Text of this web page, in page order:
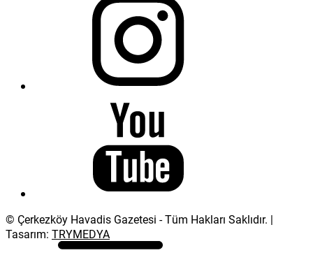
© Çerkezköy Havadis Gazetesi - Tüm Hakları Saklıdır. |
Tasarım: TRYMEDYA